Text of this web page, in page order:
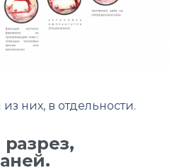
них, в отдельности.